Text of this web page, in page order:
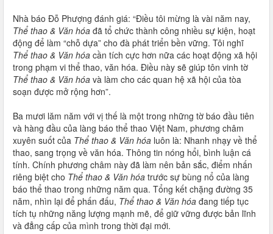
Nhà báo Đỗ Phượng đánh giá: “Điều tôi mừng là vài năm nay,
Thể thao & Văn hóa đã tổ chức thành công nhiều sự kiện, hoạt
động để làm “chỗ dựa” cho đà phát triển bền vững. Tôi nghĩ
Thể thao & Văn hóa cần tích cực hơn nữa các hoạt động xã hội
trong phạm vi thể thao, văn hóa. Điều này sẽ giúp tôn vinh tờ
Thể thao & Văn hóa và làm cho các quan hệ xã hội của tòa
soạn được mở rộng hơn”.
Ba mươi lăm năm với vị thế là một trong những tờ báo đầu tiên
và hàng đầu của làng báo thể thao Việt Nam, phương châm
xuyên suốt của Thể thao & Văn hóa luôn là: Nhanh nhạy về thể
thao, sang trọng về văn hóa. Thông tin nóng hổi, bình luận cá
tính. Chính phương châm này đã làm nên bản sắc, điểm nhấn
riêng biệt cho Thể thao & Văn hóa trước sự bùng nổ của làng
báo thể thao trong những năm qua. Tổng kết chặng đường 35
năm, nhìn lại để phấn đấu, Thể thao & Văn hóa đang tiếp tục
tích tụ những năng lượng mạnh mẽ, để giữ vững được bản lĩnh
và đẳng cấp của mình trong thời đại mới.